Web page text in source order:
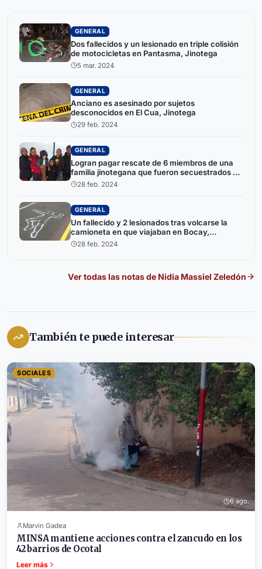
GENERAL
Dos fallecidos y un lesionado en triple colisión
de motocicletas en Pantasma, Jinotega
5 mar. 2024
GENERAL
Anciano es asesinado por sujetos
desconocidos en El Cua, Jinotega
29 feb. 2024
GENERAL
Logran pagar rescate de 6 miembros de una
familia jinotegana que fueron secuestrados en
México
28 feb. 2024
GENERAL
Un fallecido y 2 lesionados tras volcarse la
camioneta en que viajaban en Bocay,
Jinotega
28 feb. 2024
Ver todas las notas de Nidia Massiel Zeledón
También te puede interesar
SOCIALES
6 ago.
Marvin Gadea
MINSA mantiene acciones contra el zancudo en los
42 barrios de Ocotal
Leer más